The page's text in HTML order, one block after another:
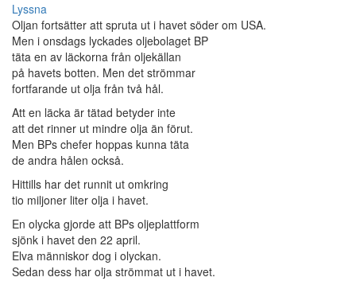
Lyssna
Oljan fortsätter att spruta ut i havet söder om USA.
Men i onsdags lyckades oljebolaget BP
täta en av läckorna från oljekällan
på havets botten. Men det strömmar
fortfarande ut olja från två hål.
Att en läcka är tätad betyder inte
att det rinner ut mindre olja än förut.
Men BPs chefer hoppas kunna täta
de andra hålen också.
Hittills har det runnit ut omkring
tio miljoner liter olja i havet.
En olycka gjorde att BPs oljeplattform
sjönk i havet den 22 april.
Elva människor dog i olyckan.
Sedan dess har olja strömmat ut i havet.